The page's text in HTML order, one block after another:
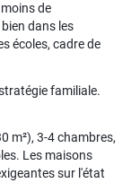
de
dans les
écoles, cadre de
familiale.
m²), 3-4 chambres,
Les maisons
sur l'état